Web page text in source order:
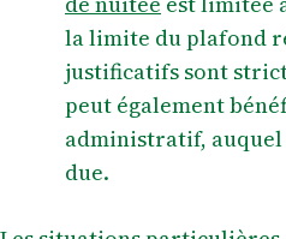
la limite du plafond
justificatifs sont
peut également
administratif, auquel
due.